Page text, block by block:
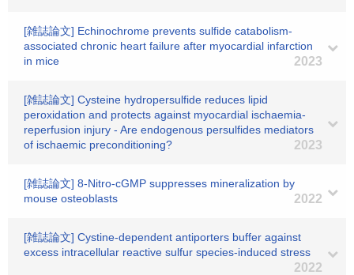
[雑誌論文] Echinochrome prevents sulfide catabolism-
associated chronic heart failure after myocardial infarction
in mice
2023
[雑誌論文] Cysteine hydropersulfide reduces lipid
peroxidation and protects against myocardial ischaemia-
reperfusion injury - Are endogenous persulfides mediators
of ischaemic preconditioning?
2023
[雑誌論文] 8-Nitro-cGMP suppresses mineralization by
mouse osteoblasts
2022
[雑誌論文] Cystine-dependent antiporters buffer against
excess intracellular reactive sulfur species-induced stress
2022